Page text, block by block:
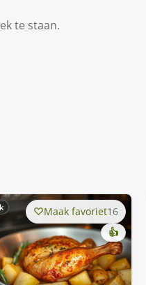
te staan.
Maak favoriet16
👍